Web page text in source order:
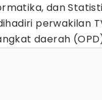
dan
perwakilan
daerah